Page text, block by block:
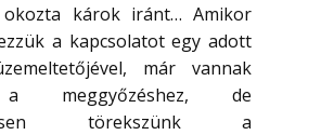
okozta károk iránt… Amikor
a kapcsolatot egy adott
már vannak
meggyőzéshez, de
törekszünk a